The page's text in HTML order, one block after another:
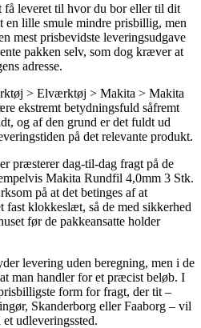
få leveret til hvor du bor eller til dit
en lille smule mindre prisbillig, men
mest prisbevidste leveringsudgave
pakken selv, som dog kræver at
adresse.
> Elværktøj > Makita > Makita
ekstremt betydningsfuld såfremt
og af den grund er det fuldt ud
på det relevante produkt.
præsterer dag-til-dag fragt på de
Makita Rundfil 4,0mm 3 Stk.
på at det betinges af at
fast klokkeslæt, så de med sikkerhed
før de pakkeansatte holder
levering uden beregning, men i de
man handler for et præcist beløb. I
form for fragt, der tit –
Skanderborg eller Faaborg – vil
udleveringssted.